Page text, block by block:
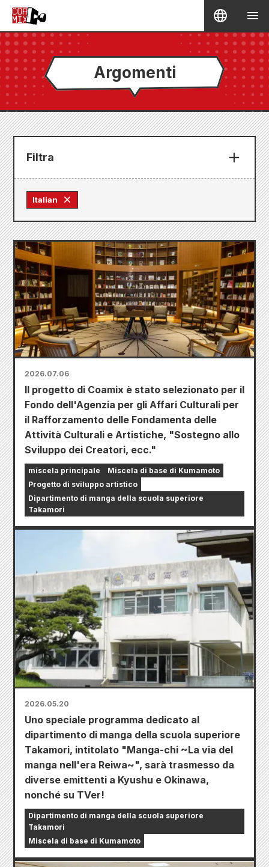
Argomenti
Filtra
Italian
2026.07.06
Il progetto di Coamix è stato selezionato per il
Fondo dell'Agenzia per gli Affari Culturali per
il Rafforzamento delle Fondamenta delle
Attività Culturali e Artistiche, "Sostegno allo
Sviluppo dei Creatori, ecc."
miscela principale
Miscela di base di Kumamoto
Progetto di sviluppo artistico
Dipartimento di manga della scuola superiore
Takamori
2026.05.20
Uno speciale programma dedicato al
dipartimento di manga della scuola superiore
Takamori, intitolato "Manga-chi ~La via del
manga nell'era Reiwa~", sarà trasmesso da
diverse emittenti a Kyushu e Okinawa,
nonché su TVer!
Dipartimento di manga della scuola superiore
Takamori
Miscela di base di Kumamoto